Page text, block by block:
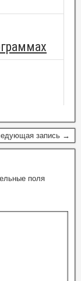
запись →
поля